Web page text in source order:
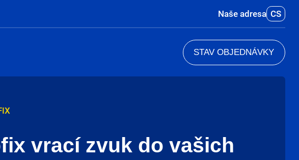
Naše adresa CS
STAV OBJEDNÁVKY
vrací zvuk do vašich